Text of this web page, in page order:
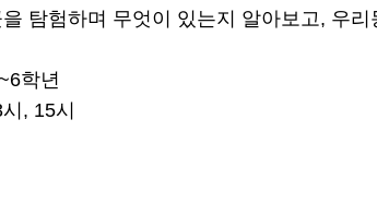
탐험하며 무엇이 있는지 알아보고, 우
학년
, 15시